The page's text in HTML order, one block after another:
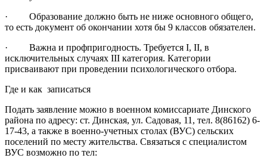
· Образование должно быть не ниже основного общего,
то есть документ об окончании хотя бы 9 классов обязателен.
· Важна и профпригодность. Требуется I, II, в
исключительных случаях III категория. Категории
присваивают при проведении психологического отбора.
Где и как записаться
Подать заявление можно в военном комиссариате Динского
района по адресу: ст. Динская, ул. Садовая, 11, тел. 8(86162) 6-
17-43, а также в военно-учетных столах (ВУС) сельских
поселений по месту жительства. Связаться с специалистом
ВУС возможно по тел: